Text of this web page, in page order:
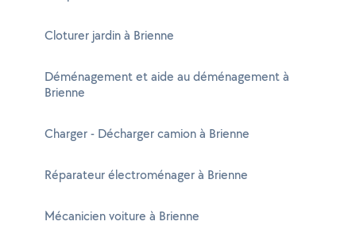
Cloturer jardin à Brienne
Déménagement et aide au déménagement à
Brienne
Charger - Décharger camion à Brienne
Réparateur électroménager à Brienne
Mécanicien voiture à Brienne